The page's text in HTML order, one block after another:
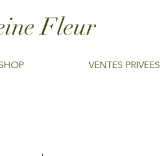
Fleur
VENTES PRIVEES